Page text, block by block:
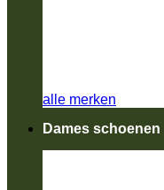
alle merken
Dames schoenen